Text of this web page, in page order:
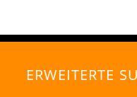
ERWEITERTE